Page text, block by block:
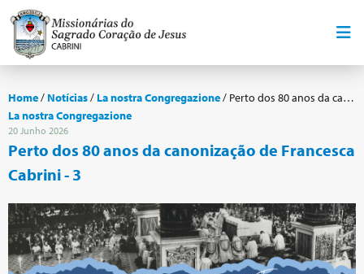
Home/ Notícias/ La nostra Congregazione/ Perto dos 80 anos da canonização de Francesca Cabrini - 3
La nostra Congregazione
20 Junho 2026
Perto dos 80 anos da canonização de Francesca
Cabrini - 3